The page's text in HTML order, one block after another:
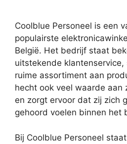
Coolblue Personeel is een
populairste
België. Het bedrijf staat
uitstekende klantenservice,
ruime assortiment aan
hecht ook veel waarde aan
en zorgt ervoor dat zij zich
gehoord voelen binnen het
Bij Coolblue Personeel